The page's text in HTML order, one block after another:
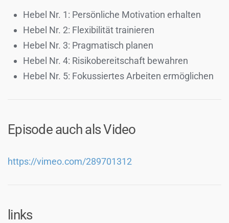
Hebel Nr. 1: Persönliche Motivation erhalten
Hebel Nr. 2: Flexibilität trainieren
Hebel Nr. 3: Pragmatisch planen
Hebel Nr. 4: Risikobereitschaft bewahren
Hebel Nr. 5: Fokussiertes Arbeiten ermöglichen
Episode auch als Video
https://vimeo.com/289701312
links